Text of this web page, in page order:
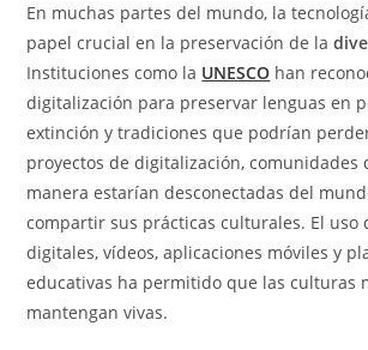
En muchas partes del mundo, la
papel crucial en la preservación de la
Instituciones como la UNESCO han
digitalización para preservar lenguas en
extinción y tradiciones que podrían
proyectos de digitalización, comunidades
manera estarían desconectadas del
compartir sus prácticas culturales. El uso
digitales, vídeos, aplicaciones móviles y
educativas ha permitido que las culturas
mantengan vivas.